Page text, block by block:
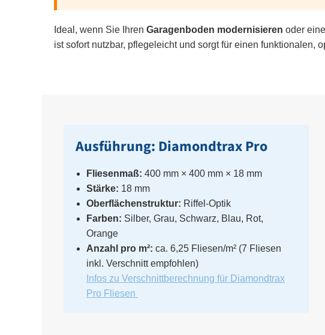
Ideal, wenn Sie Ihren Garagenboden modernisieren oder
ist sofort nutzbar, pflegeleicht und sorgt für einen funktionalen,
Ausführung: Diamondtrax Pro
Fliesenmaß: 400 mm × 400 mm × 18 mm
Stärke: 18 mm
Oberflächenstruktur: Riffel-Optik
Farben: Silber, Grau, Schwarz, Blau, Rot,
Orange
Anzahl pro m²: ca. 6,25 Fliesen/m² (7 Fliesen
inkl. Verschnitt empfohlen)
Infos zu Verschnittberechnung für Diamondtrax
Pro Fliesen